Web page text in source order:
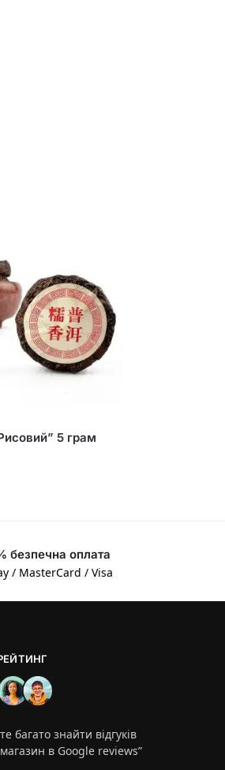
5 грам
безпечна оплата
/ MasterCard / Visa
багато знайти відгуків
в Google reviews”